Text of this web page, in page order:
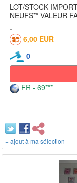
LOT/STOCK
NEUFS** VALEUR
6,00 EUR
0
FR - 69***
+ ajout à ma sélection